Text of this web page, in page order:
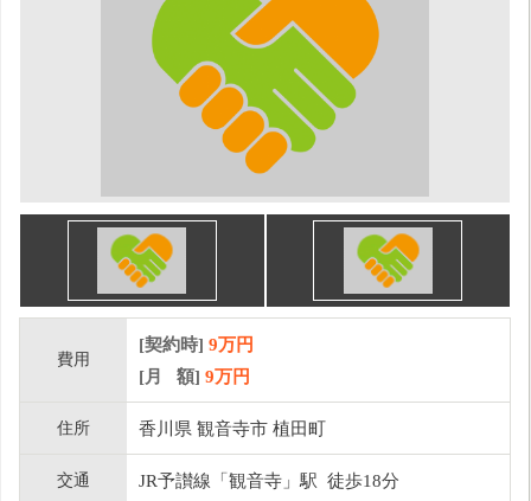
費用
[契約時] 9万円
[月 額] 9万円
住所 香川県 観音寺市 植田町
交通 JR予讃線「観音寺」駅 徒歩18分